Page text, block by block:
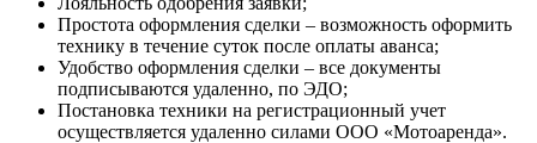
Простота оформления сделки – возможность оформить
технику в течение суток после оплаты аванса;
Удобство оформления сделки – все документы
подписываются удаленно, по ЭДО;
Постановка техники на регистрационный учет
осуществляется удаленно силами ООО «Мотоаренда».